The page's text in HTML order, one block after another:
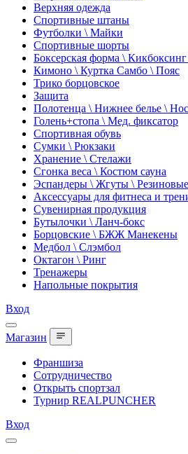
Верхняя одежда
Спортивные штаны
Футболки \ Майки
Спортивные шорты
Боксерская форма \
Кимоно \ Куртка Самбо \ Пояс
Трико борцовское
Защита
Полотенца \ Нижнее белье \
Голень+стопа \ Мед. фиксатор
Спортивная обувь
Сумки \ Рюкзаки
Хранение \ Стелажи
Сгонка веса \ Костюм сауна
Эспандеры \ Жгуты \
Аксессуары для фитнеса и
Сувенирная продукция
Бутылочки \ Ланч-бокс
Борцовские \ БЖЖ Манекены
Медбол \ Слэмбол
Октагон \ Ринг
Тренажеры
Напольные покрытия
Вход
Магазин
Франшиза
Сотрудничество
Открыть спортзал
Турнир REALPUNCHER
Вход